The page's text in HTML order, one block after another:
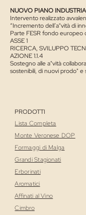
NUOVO PIANO
Intervento realizzato
“Incremento dell’a"vità di
Parte FESR fondo europeo
ASSE 1
RICERCA, SVILUPPO
AZIONE 1.1.4
Sostegno alle a"vità
sostenibili, di nuovi prodo" e
PRODOTTI
Lista Completa
Monte Veronese DOP
Formaggi di Malga
Grandi Stagionati
Erborinati
Aromatici
Affinati al Vino
Cimbro